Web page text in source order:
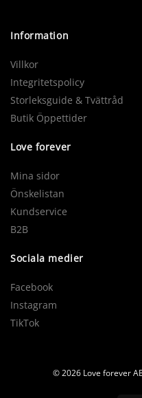
Information
Villkor
Integritetspolicy
Storleksguide & Tvättråd
Butik Öppettider
Love forever
Mina sidor
Önskelistan
Kundservice
B2B
Sociala medier
Facebook
Instagram
TikTok
© 2026 Love forever